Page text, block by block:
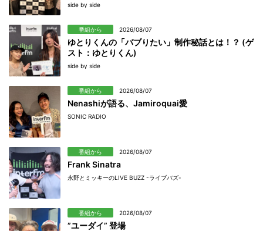
side by side
番組から 2026/08/07
ゆとりくんの「バブりたい」制作秘話とは！？ (ゲ
スト：ゆとりくん)
side by side
番組から 2026/08/07
Nenashiが語る、Jamiroquai愛
SONIC RADIO
番組から 2026/08/07
Frank Sinatra
永野とミッキーのLIVE BUZZ -ライブバズ-
番組から 2026/08/07
”ユーダイ” 登場